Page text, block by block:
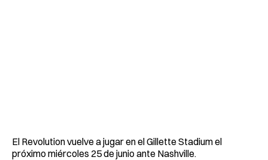
El Revolution vuelve a jugar en el Gillette Stadium el
próximo miércoles 25 de junio ante Nashville.